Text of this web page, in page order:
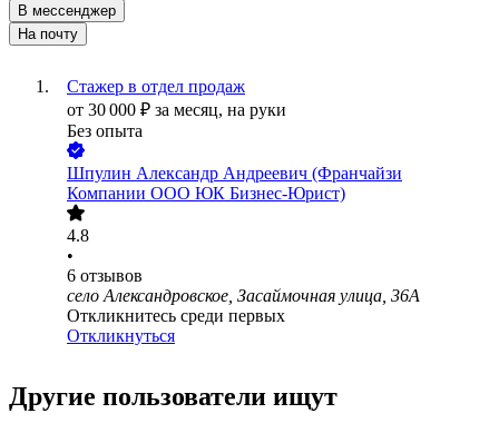
В мессенджер
На почту
Стажер в отдел продаж
от 30 000 ₽ за месяц, на руки
Без опыта
Шпулин Александр Андреевич (Франчайзи
Компании ООО ЮК Бизнес-Юрист)
4.8
•
6 отзывов
село Александровское, Засаймочная улица, 36А
Откликнитесь среди первых
Откликнуться
Другие пользователи ищут